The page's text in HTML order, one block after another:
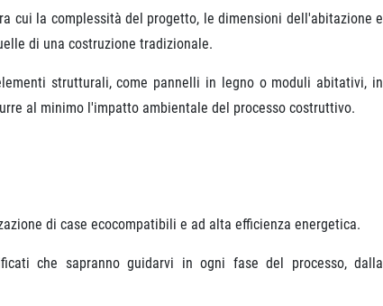
cui la complessità del progetto, le dimensioni dell'abitazione e
di una costruzione tradizionale.
strutturali, come pannelli in legno o moduli abitativi, in
al minimo l'impatto ambientale del processo costruttivo.
di case ecocompatibili e ad alta efficienza energetica.
che sapranno guidarvi in ogni fase del processo, dalla